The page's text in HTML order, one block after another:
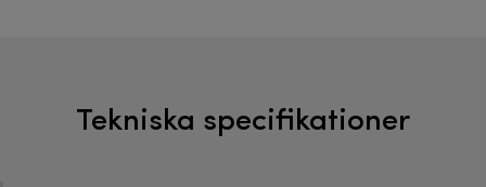
Tekniska specifikationer